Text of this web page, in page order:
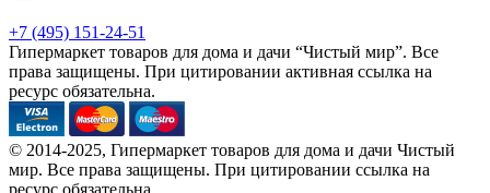
+7 (495) 151-24-51
Гипермаркет товаров для дома и дачи “Чистый мир”. Все
права защищены. При цитировании активная ссылка на
ресурс обязательна.
© 2014-2025, Гипермаркет товаров для дома и дачи Чистый
мир. Все права защищены. При цитировании ссылка на
ресурс обязательна